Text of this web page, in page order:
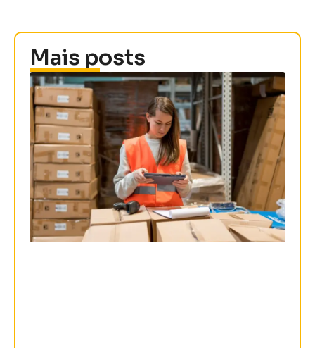
Mais posts